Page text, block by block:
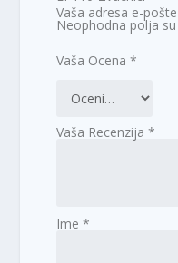
Vaša adresa e-
Neophodna polja
Vaša Ocena*
Vaša Recenzija*
Ime*